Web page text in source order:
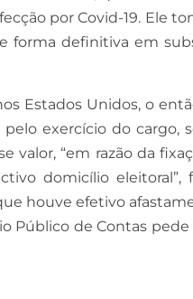
por Covid-19. Ele
forma definitiva em
Estados Unidos, o
exercício do cargo,
valor, “em razão da
domicílio
houve efetivo
Público de Contas